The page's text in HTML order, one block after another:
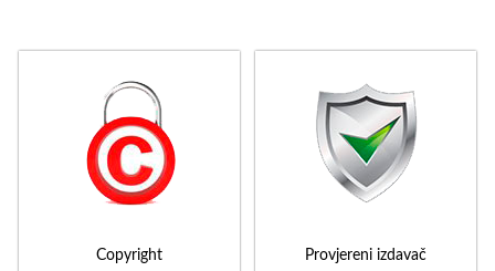
Copyright Provjereni izdavač